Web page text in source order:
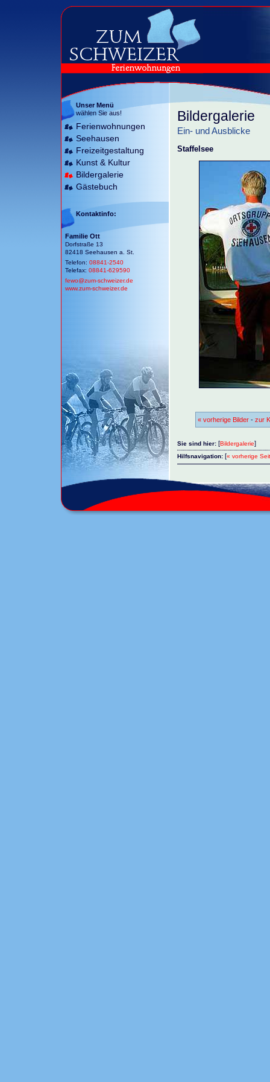
Unser Menü
wählen Sie aus!
Ferienwohnungen
Seehausen
Freizeitgestaltung
Kunst & Kultur
Bildergalerie
Gästebuch
Kontaktinfo:
Familie Ott
Dorfstraße 13
82418 Seehausen a. St.
Telefon:08841-2540
Telefax:08841-629590
fewo@zum-schweizer.de
www.zum-schweizer.de
Bildergalerie
Ein- und Ausblicke
Staffelsee
« vorherige Bilder - zur
Sie sind hier: [Bildergalerie]
Hilfsnavigation: [« vorherige